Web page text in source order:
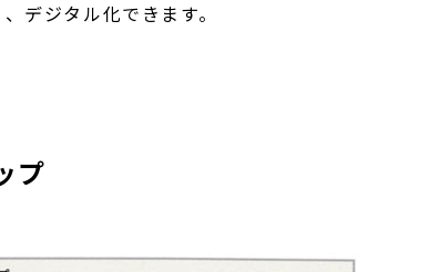
デジタル化できます。
プ